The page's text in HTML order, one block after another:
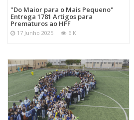
"Do Maior para o Mais Pequeno"
Entrega 1781 Artigos para
Prematuros ao HFF
17 Junho 2025 6 K